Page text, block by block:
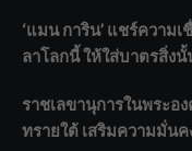
‘แมน การิน’ แชร์ความ
ลาโลกนี้ ให้ใส่บาตรสิ่ง
ราชเลขานุการในพระอ
ทรายใต้ เสริมความมั่นค